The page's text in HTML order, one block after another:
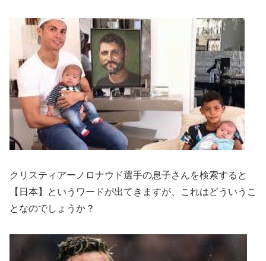
クリスティアーノロナウド選手の息子さんを検索すると
【日本】というワードが出てきますが、これはどういうこ
となのでしょうか？